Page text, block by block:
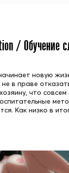
/ Обучение
новую
в праве
что
Как низко в